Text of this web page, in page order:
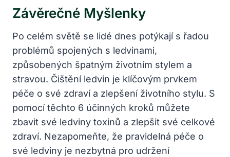
Závěrečné Myšlenky
Po celém světě‍ se lidé ​dnes potýkají s‌ řadou
problémů spojených s ledvinami,
způsobených ⁤špatným životním stylem a
‍stravou.⁣ Čištění‌ ledvin je klíčovým prvkem
péče o⁤ své ​zdraví a​ zlepšení životního stylu.‌ S
pomocí​ těchto‍ 6 ‌účinných kroků můžete
zbavit své​ ledviny toxinů a zlepšit ⁢své celkové
zdraví. Nezapomeňte, že ‍pravidelná​ péče o
své ledviny je nezbytná pro udržení‍